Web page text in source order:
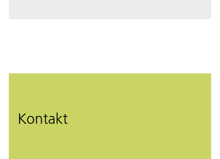
Kontakt